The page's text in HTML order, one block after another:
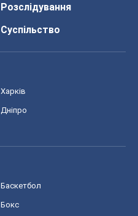
Розслідування
Суспільство
Харків
Дніпро
Баскетбол
Бокс